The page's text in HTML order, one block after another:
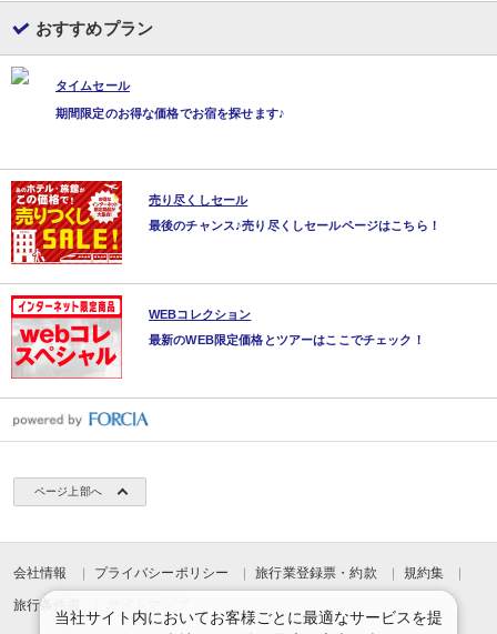
おすすめプラン
タイムセール
期間限定のお得な価格でお宿を探せます♪
売り尽くしセール
最後のチャンス♪売り尽くしセールページはこちら！
WEBコレクション
最新のWEB限定価格とツアーはここでチェック！
ページ上部へ
会社情報 プライバシーポリシー 旅行業登録票・約款 規約集
旅行条件書
当社サイト内においてお客様ごとに最適なサービスを提